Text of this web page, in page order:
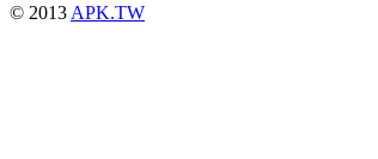
© 2013 APK.TW